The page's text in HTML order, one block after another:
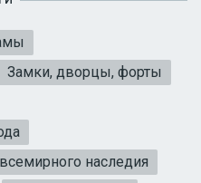
Замки, дворцы, форты
наследия